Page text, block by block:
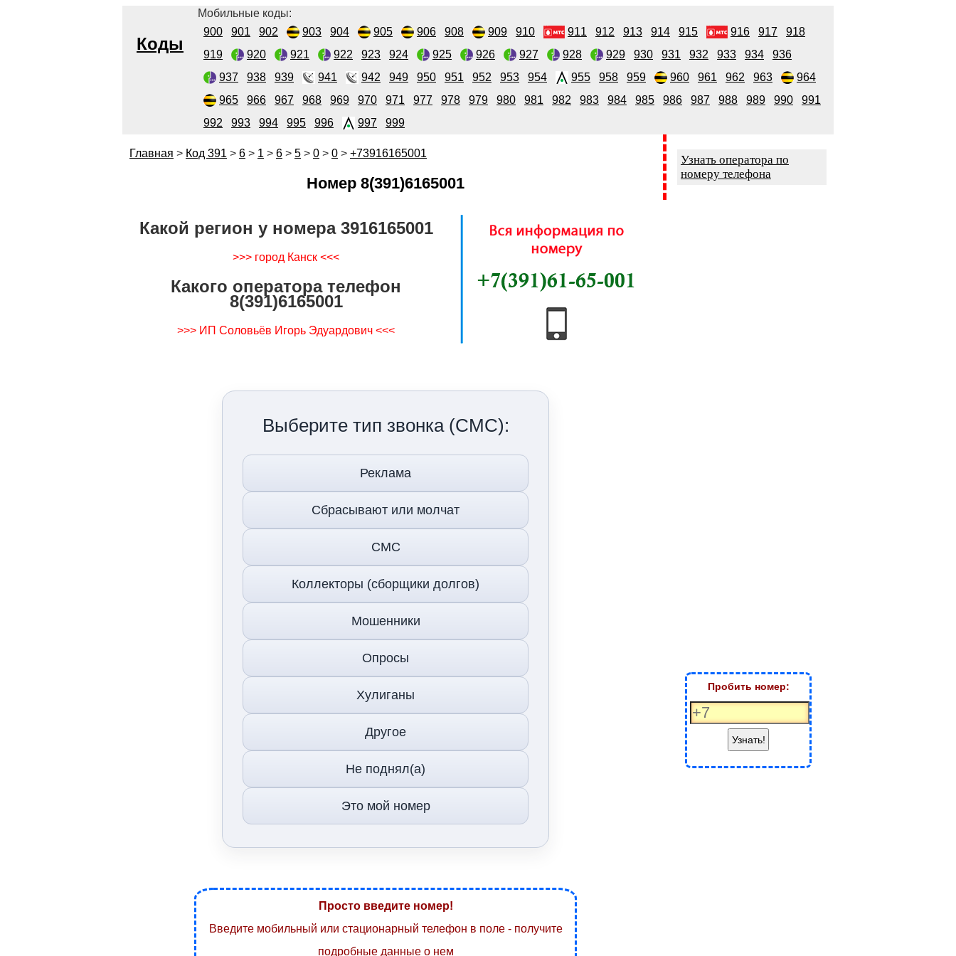
Коды
Мобильные коды:
900
901 902 903 904 905 906 908 909 910 911 912 913 914 915 916 917
918
919
920 921 922 923 924 925 926 927 928 929 930 931 932 933 934
936
937
938 939 941 942 949 950 951 952 953 954 955 958 959 960 961 962 963
964
965
966 967 968 969 970 971 977 978 979 980 981 982 983 984 985 986 987 988 989 990
991
992
993 994 995 996 997 999
Главная > Код 391 > 6 > 1 > 6 > 5 > 0 > 0 > +73916165001
Номер 8(391)6165001
Какой регион у номера 3916165001
>>> город Канск <<<
Какого оператора телефон
8(391)6165001
>>> ИП Соловьёв Игорь Эдуардович <<<
Выберите тип звонка (СМС):
Реклама
Сбрасывают или молчат
СМС
Коллекторы (сборщики долгов)
Мошенники
Опросы
Хулиганы
Другое
Не поднял(а)
Это мой номер
Просто введите номер!
Введите мобильный или стационарный телефон в поле - получите
подробные данные о нем
Узнать оператора по
номеру телефона
Пробить номер:
Узнать!